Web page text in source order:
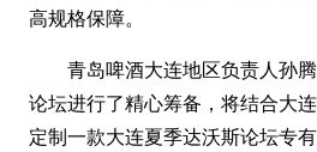
高规格保障。
青岛啤酒大连地区负责人孙
论坛进行了精心筹备，将结合大
定制一款大连夏季达沃斯论坛专